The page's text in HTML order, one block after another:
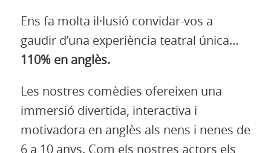
Ens fa molta il·lusió convidar-vos a
gaudir d’una experiència teatral única…
110% en anglès.
Les nostres comèdies ofereixen una
immersió divertida, interactiva i
motivadora en anglès als nens i nenes de
6 a 10 anys. Com els nostres actors els